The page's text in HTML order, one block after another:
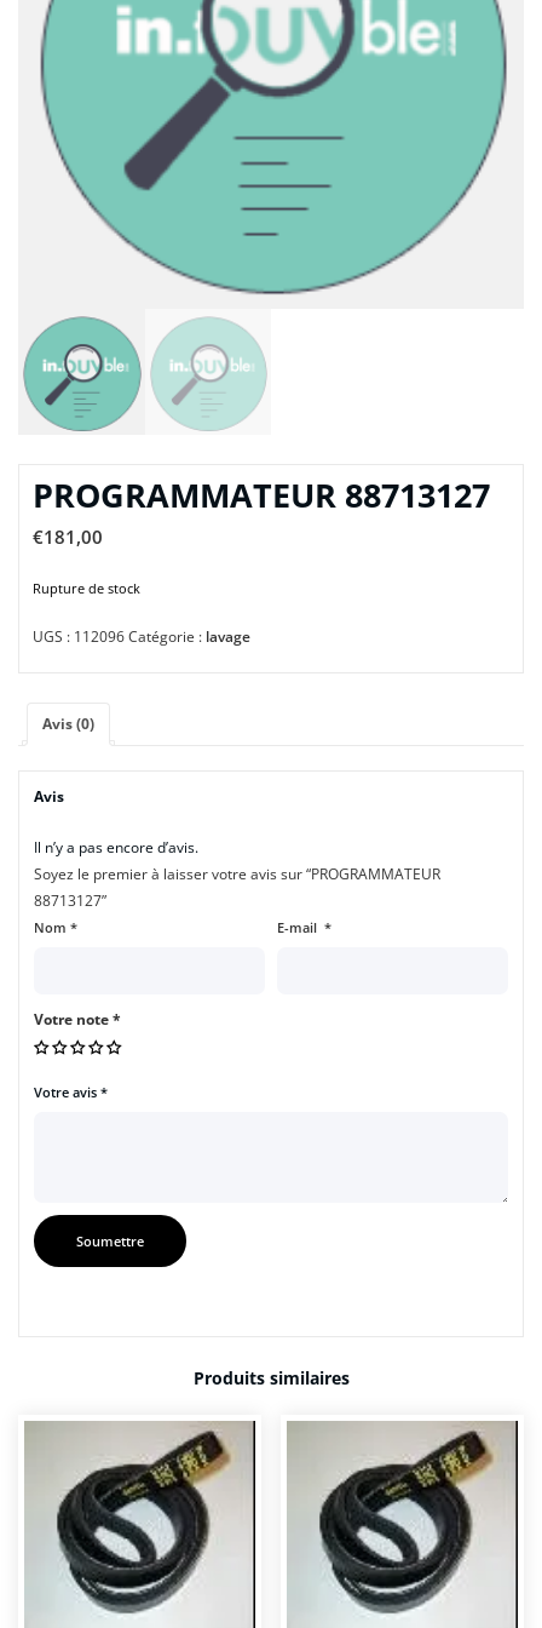
PROGRAMMATEUR 88713127
€181,00
Rupture de stock
UGS : 112096Catégorie : lavage
Avis (0)
Avis
Il n’y a pas encore d’avis.
Soyez le premier à laisser votre avis sur “PROGRAMMATEUR
88713127”
Nom * E-mail *
Votre note*
Votre avis *
Produits similaires